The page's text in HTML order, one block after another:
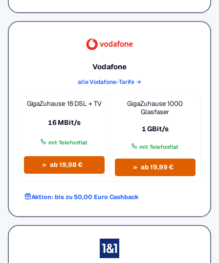
Vodafone
alle Vodafone-Tarife →
GigaZuhause 16 DSL + TV
16 MBit/s
mit Telefonflat
ab 19,98 €
GigaZuhause 1000
Glasfaser
1 GBit/s
mit Telefonflat
ab 19,99 €
Aktion: bis zu 50,00 Euro Cashback